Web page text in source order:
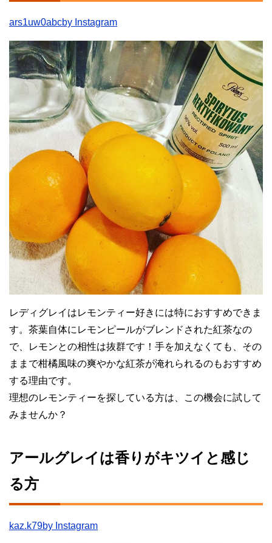
ars1uw0abcby Instagram
レディグレイはレモンティー好きには特におすすめできま
す。茶葉自体にレモンピールがブレンドされた紅茶なの
で、レモンとの相性は抜群です！手を加えなくても、その
ままで柑橘風味の爽やかな紅茶が淹れられるのもおすすめ
する理由です。
理想のレモンティーを探している方は、この機会に試して
みませんか？
アールグレイは香りがキツイと感じ
る方
kaz.k79by Instagram